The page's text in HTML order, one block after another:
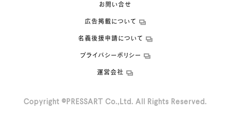
お問い合せ
広告掲載について
名義後援申請について
プライバシーポリシー
運営会社
Copyright ©PRESSART Co.,Ltd. All Rights Reserved.